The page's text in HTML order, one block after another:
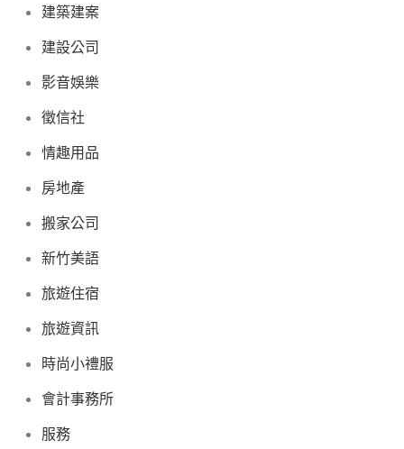
建築建案
建設公司
影音娛樂
徵信社
情趣用品
房地產
搬家公司
新竹美語
旅遊住宿
旅遊資訊
時尚小禮服
會計事務所
服務